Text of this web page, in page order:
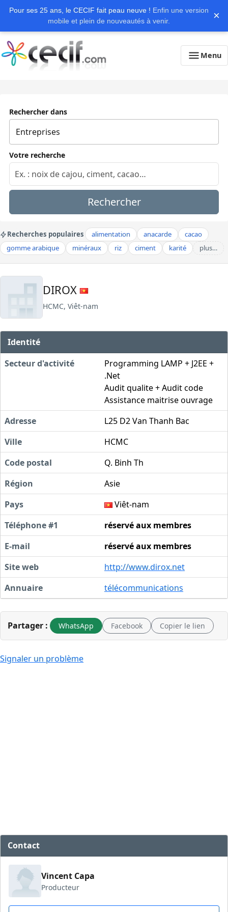
Pour ses 25 ans, le CECIF fait peau neuve ! Enfin une version
mobile et plein de nouveautés à venir.
×
Menu
Rechercher dans
Votre recherche
Rechercher
Recherches populaires alimentation anacarde
cacao
gomme arabique
minéraux riz ciment karité plus…
DIROX
HCMC, Viêt-nam
Identité
Secteur d'activité
Programming LAMP + J2EE +
.Net
Audit qualite + Audit code
Assistance maitrise ouvrage
Adresse
L25 D2 Van Thanh Bac
Ville
HCMC
Code postal
Q. Binh Th
Région
Asie
Pays
Viêt-nam
Téléphone #1
réservé aux membres
E-mail
réservé aux membres
Site web
http://www.dirox.net
Annuaire
télécommunications
Partager : WhatsApp Facebook Copier le lien
Signaler un problème
Contact
Vincent Capa
Producteur